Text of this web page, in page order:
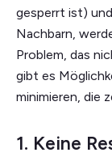
gesperrt ist)
Nachbarn,
Problem, das
gibt es
minimieren, die
1. Keine